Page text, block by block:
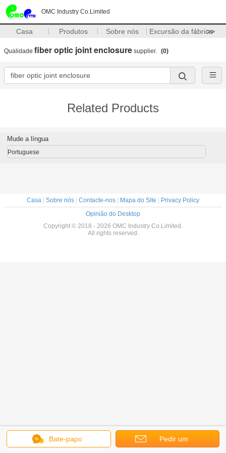
OMC Industry Co.Limited
Casa Produtos Sobre nós Excursão da fábrica
>>
Qualidade fiber optic joint enclosure supplier. (0)
Related Products
Bate-papo Pedir um
Mude a língua
Portuguese
Casa Sobre nós Contacte-nos Mapa do Site
Privacy Policy
Opinião do Desktop
Copyright © 2018 - 2026 OMC Industry Co.Limited.
All rights reserved.